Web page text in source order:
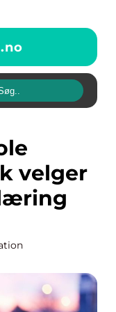
no
velger